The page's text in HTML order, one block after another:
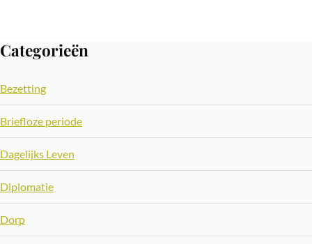
Categorieën
Bezetting
Briefloze periode
Dagelijks Leven
Diplomatie
Dorp